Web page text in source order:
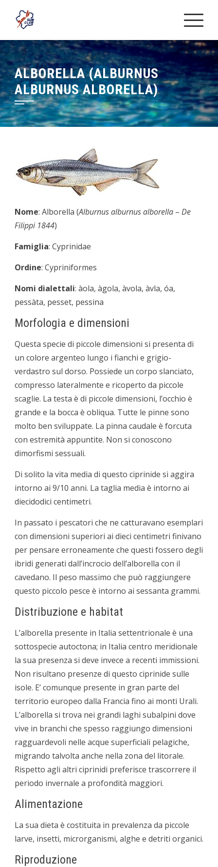
ALBORELLA (ALBURNUS
ALBURNUS ALBORELLA)
Nome: Alborella (Alburnus alburnus alborella – De
Filippi 1844)
Famiglia: Cyprinidae
Ordine: Cypriniformes
Nomi dialettali: àola, àgola, àvola, àvla, óa,
pessàta, pesset, pessina
Morfologia e dimensioni
Questa specie di piccole dimensioni si presenta di
un colore argenteo lungo i fianchi e grigio­
verdastro sul dorso. Possiede un corpo slanciato,
compresso lateralmente e ricoperto da piccole
scaglie. La testa è di piccole dimensioni, l’occhio è
grande e la bocca è obliqua. Tutte le pinne sono
molto ben sviluppate. La pinna caudale è forcuta
con estremità appuntite. Non si conoscono
dimorfismi sessuali.
Di solito la vita media di questo ciprinide si aggira
intorno ai 9/10 anni. La taglia media è intorno ai
dieci­dodici centimetri.
In passato i pescatori che ne catturavano esemplari
con dimensioni superiori ai dieci centimetri finivano
per pensare erroneamente che questi fossero degli
ibridi generati dall’incrocio dell’alborella con il
cavedano. Il peso massimo che può raggiungere
questo piccolo pesce è intorno ai sessanta grammi.
Distribuzione e habitat
L’alborella presente in Italia settentrionale è una
sottospecie autoctona; in Italia centro meridionale
la sua presenza si deve invece a recenti immissioni.
Non risultano presenze di questo ciprinide sulle
isole. E’ comunque presente in gran parte del
territorio europeo dalla Francia fino ai monti Urali.
L’alborella si trova nei grandi laghi subalpini dove
vive in branchi che spesso raggiungo dimensioni
ragguardevoli nelle acque superficiali pelagiche,
migrando talvolta anche nella zona del litorale.
Rispetto agli altri ciprinidi preferisce trascorrere il
periodo invernale a profondità maggiori.
Alimentazione
La sua dieta è costituita in prevalenza da piccole
larve, insetti, microrganismi, alghe e detriti organici.
Riproduzione